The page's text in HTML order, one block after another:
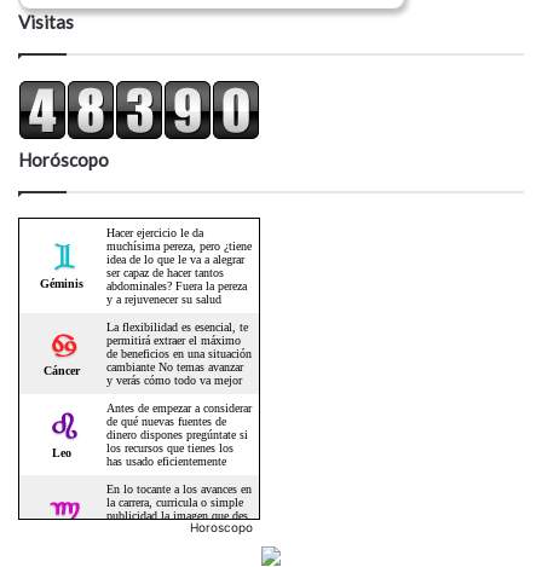
Visitas
Horóscopo
Horoscopo